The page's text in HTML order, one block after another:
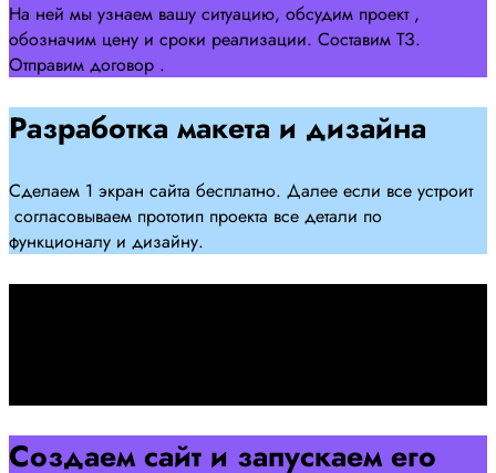
На ней мы узнаем вашу ситуацию, обсудим проект ,
обозначим цену и сроки реализации. Составим ТЗ.
Отправим договор .
Разработка макета и дизайна
Сделаем 1 экран сайта бесплатно. Далее если все устроит
согласовываем прототип проекта все детали по
функционалу и дизайну.
Создаем сайт и запускаем его